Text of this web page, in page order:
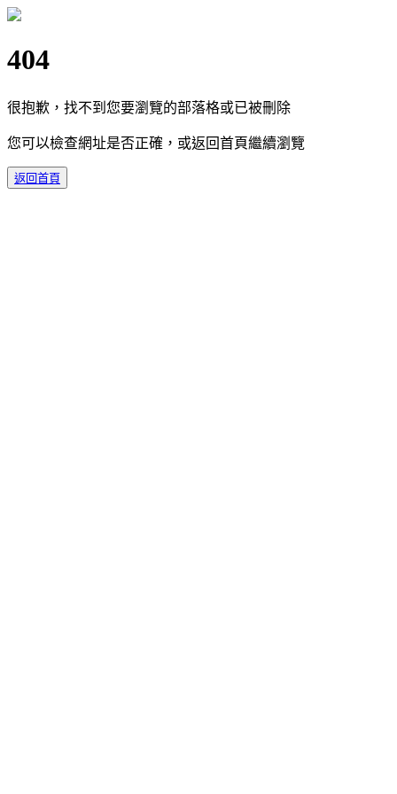
404
很抱歉，找不到您要瀏覽的部落格或已被刪除
您可以檢查網址是否正確，或返回首頁繼續瀏覽
返回首頁